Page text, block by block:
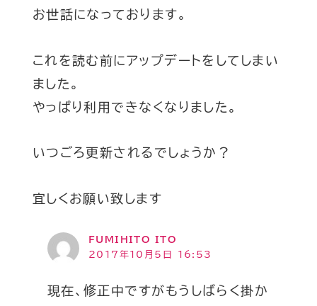
お世話になっております。
これを読む前にアップデートをしてしまい
ました。
やっぱり利用できなくなりました。
いつごろ更新されるでしょうか？
宜しくお願い致します
FUMIHITO ITO
2017年10月5日 16:53
現在、修正中ですがもうしばらく掛か